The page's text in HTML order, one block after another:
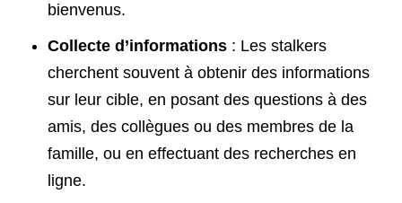
bienvenus.
Collecte d’informations : Les stalkers
cherchent souvent à obtenir des informations
sur leur cible, en posant des questions à des
amis, des collègues ou des membres de la
famille, ou en effectuant des recherches en
ligne.